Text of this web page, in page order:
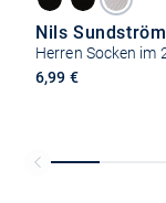
Nils Sundström
6,99 €